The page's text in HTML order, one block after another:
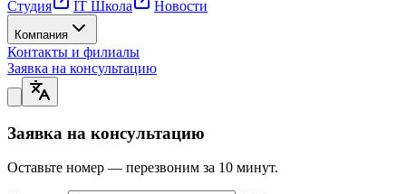
Студия IT Школа Новости
Компания
Контакты и филиалы
Заявка на консультацию
Заявка на консультацию
Оставьте номер — перезвоним за 10 минут.